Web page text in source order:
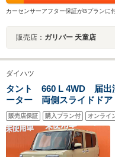
カーセンサーアフター保証がBプランに
販売店： ガリバー 天童店
ダイハツ
タント 660 L 4WD 届
ーター 両側スライドド
エアコン サンシェード
ンクホルダー バニティ
イドエアバック
販売店保証 購入プラン付 オンライ